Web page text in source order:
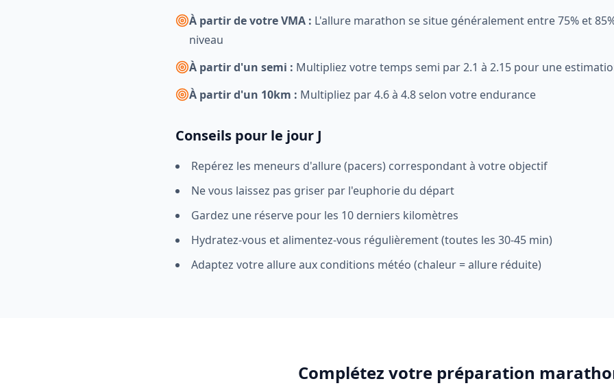
À partir de votre VMA : L'allure marathon se situe généralement entre 75% et
niveau
À partir d'un semi : Multipliez votre temps semi par 2.1 à 2.15 pour une
À partir d'un 10km : Multipliez par 4.6 à 4.8 selon votre endurance
Conseils pour le jour J
Repérez les meneurs d'allure (pacers) correspondant à votre objectif
Ne vous laissez pas griser par l'euphorie du départ
Gardez une réserve pour les 10 derniers kilomètres
Hydratez-vous et alimentez-vous régulièrement (toutes les 30-45 min)
Adaptez votre allure aux conditions météo (chaleur = allure réduite)
Complétez votre préparation